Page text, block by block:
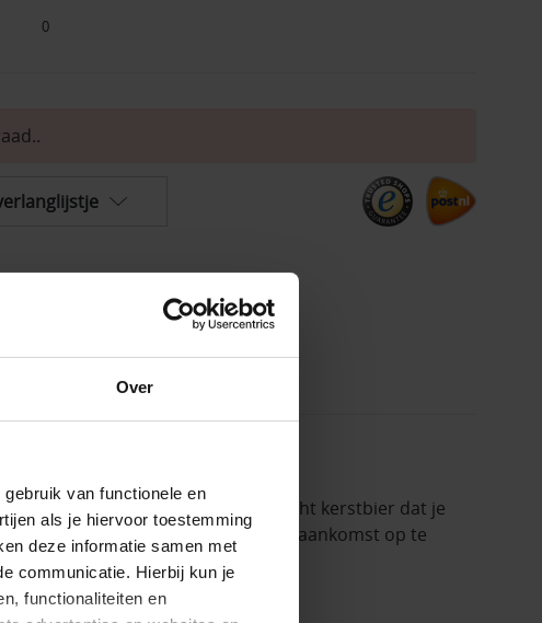
Over
van functionele en
als je hiervoor toestemming
deze informatie samen met
communicatie. Hierbij kun je
functionaliteiten en
0
Kerstboom Staat In De Fik! Een echt kerstbier dat je
te laten rijpen, of hem gewoon bij aankomst op te